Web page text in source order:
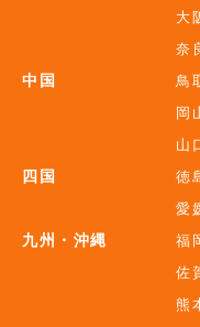
大
奈
中国 鳥
岡
山
四国 徳
愛
九州・沖縄 福
佐
熊